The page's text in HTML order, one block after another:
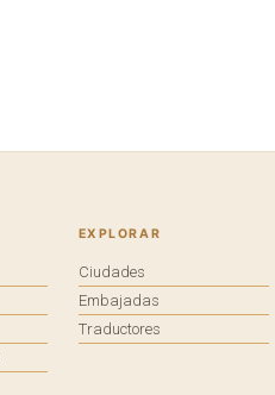
EXPLORAR
Ciudades
Embajadas
Traductores